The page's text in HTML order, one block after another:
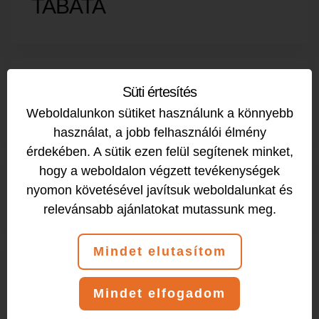
TABATA
HATHA JÓGA 2.
HATHA JÓGA 2.
ZUMBA
Süti értesítés
Weboldalunkon sütiket használunk a könnyebb
használat, a jobb felhasználói élmény
érdekében. A sütik ezen felül segítenek minket,
hogy a weboldalon végzett tevékenységek
nyomon követésével javítsuk weboldalunkat és
relevánsabb ajánlatokat mutassunk meg.
Mindet elutasítom
Mindet elfogadom